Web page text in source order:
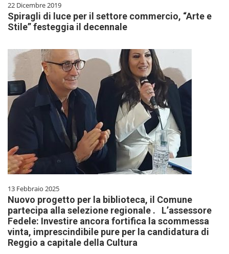
22 Dicembre 2019
Spiragli di luce per il settore commercio, “Arte e
Stile” festeggia il decennale
13 Febbraio 2025
Nuovo progetto per la biblioteca, il Comune
partecipa alla selezione regionale . L’assessore
Fedele: Investire ancora fortifica la scommessa
vinta, imprescindibile pure per la candidatura di
Reggio a capitale della Cultura